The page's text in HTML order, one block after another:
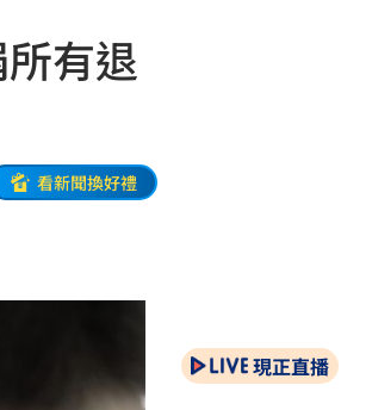
有退
看新聞換好禮
現正直播